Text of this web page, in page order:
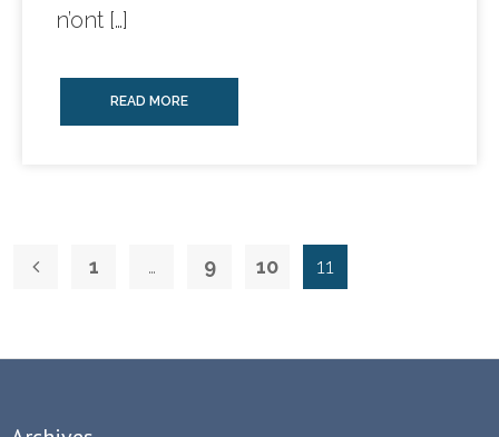
n’ont […]
READ MORE
1 … 9 10 11